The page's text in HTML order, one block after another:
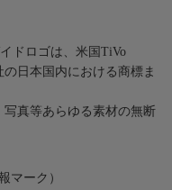
ドロゴは、米国TiVo
日本国内における商標ま
真等あらゆる素材の無断
マーク）